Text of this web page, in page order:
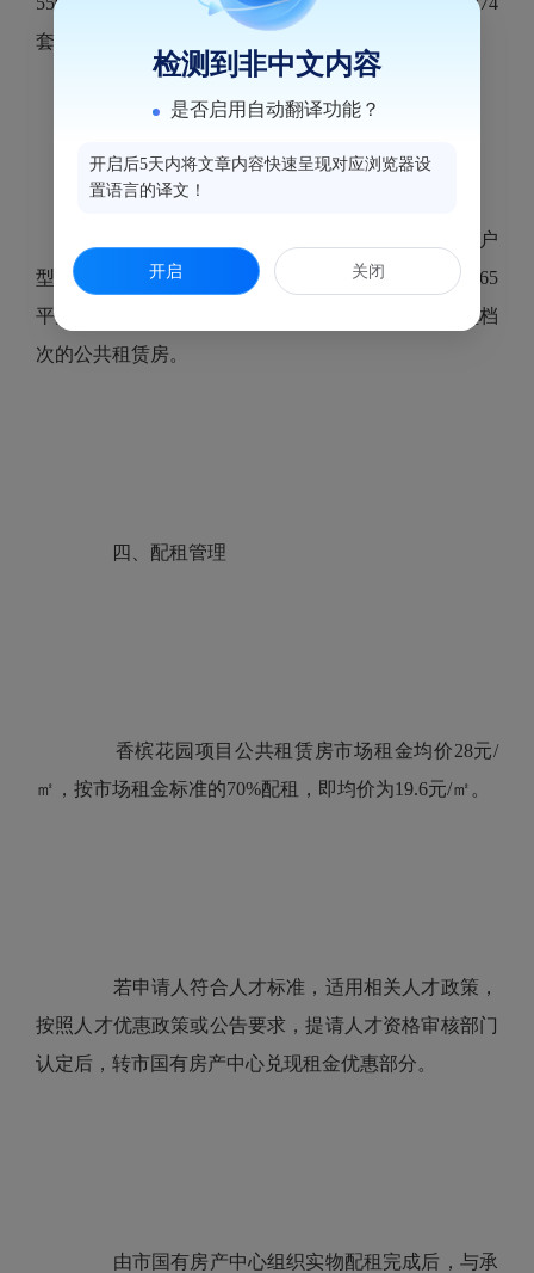
套、65平方米户型110套。
按照规定，1人户保障家庭配租45平方米户
型，2人户家庭配租55平方米户型，3人及以上户配租65
平方米户型；保障家庭可自愿选择下靠承租较低户型档
次的公共租赁房。
四、配租管理
香槟花园项目公共租赁房市场租金均价28元/
㎡，按市场租金标准的70%配租，即均价为19.6元/㎡。
若申请人符合人才标准，适用相关人才政策，
按照人才优惠政策或公告要求，提请人才资格审核部门
认定后，转市国有房产中心兑现租金优惠部分。
由市国有房产中心组织实物配租完成后，与承
检测到非中文内容
是否启用自动翻译功能？
开启后5天内将文章内容快速呈现对应浏览器设
置语言的译文！
开启 关闭